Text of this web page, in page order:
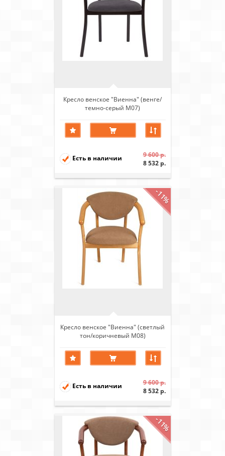
Кресло венское "Виенна" (венге/
темно-серый М07)
Есть в наличии
9 600 р.
8 532 р.
-11%
Кресло венское "Виенна" (светлый
тон/коричневый М08)
Есть в наличии
9 600 р.
8 532 р.
-11%